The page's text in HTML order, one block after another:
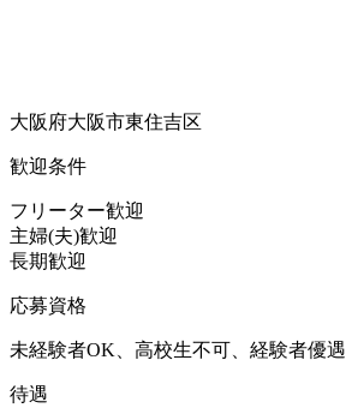
大阪府大阪市東住吉区
歓迎条件
フリーター歓迎
主婦(夫)歓迎
長期歓迎
応募資格
未経験者OK、高校生不可、経験者優遇
待遇